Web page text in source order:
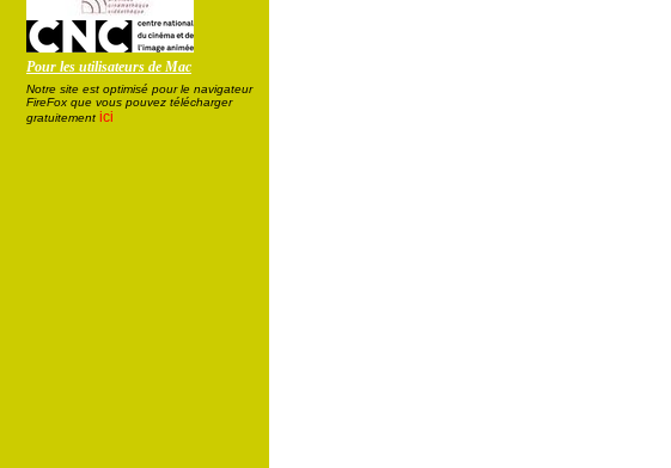
Pour les utilisateurs de Mac
Notre site est optimisé pour le navigateur
FireFox que vous pouvez télécharger
gratuitement ici